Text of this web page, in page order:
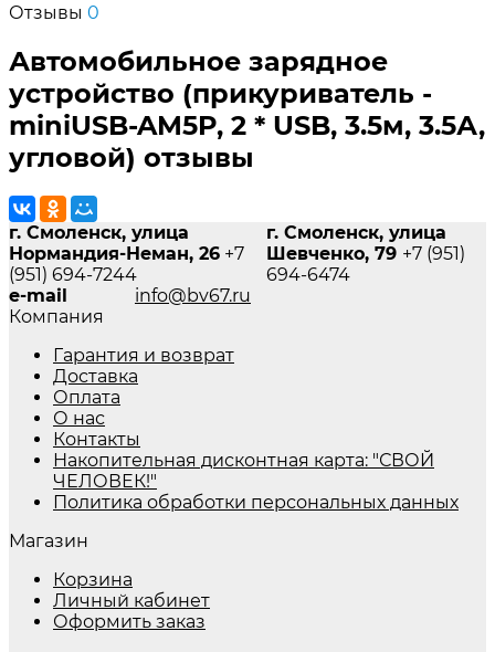
Отзывы 0
Автомобильное зарядное
устройство (прикуриватель -
miniUSB-AM5P, 2 * USB, 3.5м, 3.5А,
угловой) отзывы
г. Смоленск, улица
Нормандия-Неман, 26 +7
(951) 694-7244
г. Смоленск, улица
Шевченко, 79 +7 (951)
694-6474
e-mail
info@bv67.ru
Компания
Гарантия и возврат
Доставка
Оплата
О нас
Контакты
Накопительная дисконтная карта: "СВОЙ
ЧЕЛОВЕК!"
Политика обработки персональных данных
Магазин
Корзина
Личный кабинет
Оформить заказ